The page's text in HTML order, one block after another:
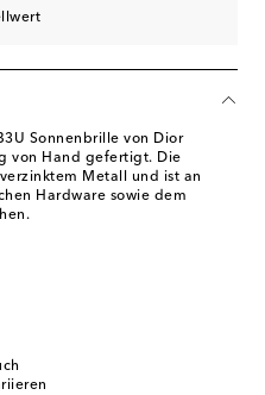
Sonnenbrille von Dior
von Hand gefertigt. Die
Metall und ist an
Hardware sowie dem